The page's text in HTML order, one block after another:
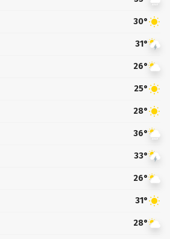
30°
31°
26°
25°
28°
36°
33°
26°
31°
28°